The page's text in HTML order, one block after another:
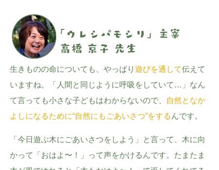
生きものの命についても、やっぱり 遊びを通して伝えて
いますね。「人間と同じように呼吸をしていて…」なん
て言っても小さな子どもはわからないので、
自然となか
よしになるために“自然にもごあいさつ”をする んです。
「今日遊ぶ木にごあいさつをしよう」と言って、木に向
かって「おはよ〜！」って声をかけるんです。たまたま